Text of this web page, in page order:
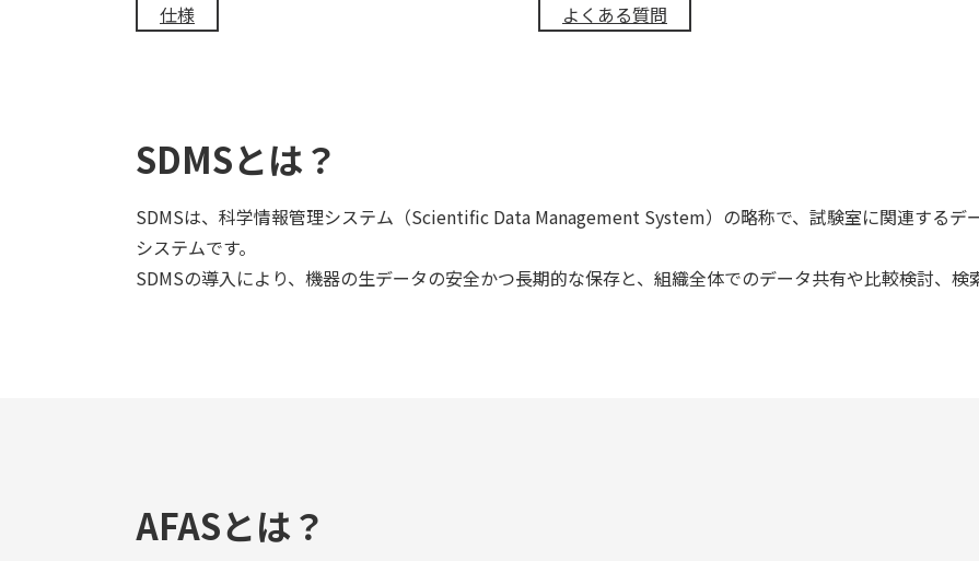
仕様
よくある質問
SDMSとは？
SDMSは、科学情報管理システム（Scientific Data Management System）の略称で、試験室に関連するデ
システムです。
SDMSの導入により、機器の生データの安全かつ長期的な保存と、組織全体でのデータ共有や比較検討、検
AFASとは？